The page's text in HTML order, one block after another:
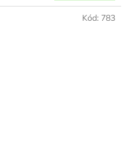
Kód: 783